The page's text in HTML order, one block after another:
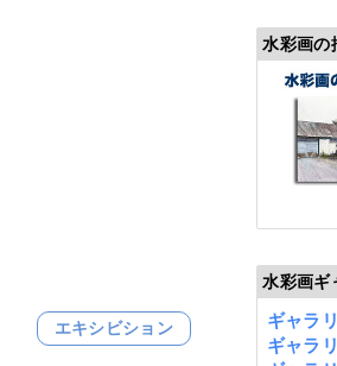
エキシビション
水彩画の
水彩画ギ
ギャラ
ギャラ